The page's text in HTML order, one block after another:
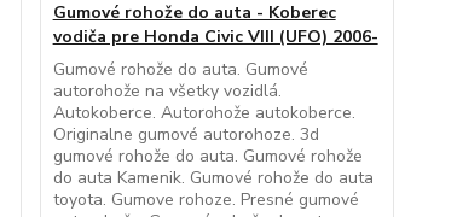
Gumové rohože do auta - Koberec
vodiča pre Honda Civic VIII (UFO) 2006-
Gumové rohože do auta. Gumové
autorohože na všetky vozidlá.
Autokoberce. Autorohože autokoberce.
Originalne gumové autorohoze. 3d
gumové rohože do auta. Gumové rohože
do auta Kamenik. Gumové rohože do auta
toyota. Gumove rohoze. Presné gumové